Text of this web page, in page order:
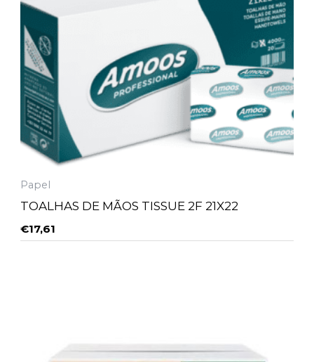
Papel
TOALHAS DE MÃOS TISSUE 2F 21X22
€17,61